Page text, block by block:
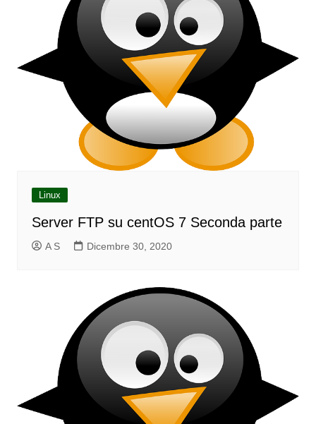
Linux
Server FTP su centOS 7 Seconda parte
A S Dicembre 30, 2020